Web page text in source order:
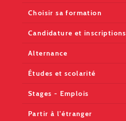
Choisir sa formation
Candidature et inscriptions
Alternance
Études et scolarité
Stages - Emplois
Partir à l'étranger